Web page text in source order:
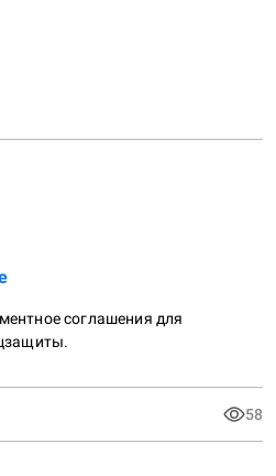
соглашения для
58